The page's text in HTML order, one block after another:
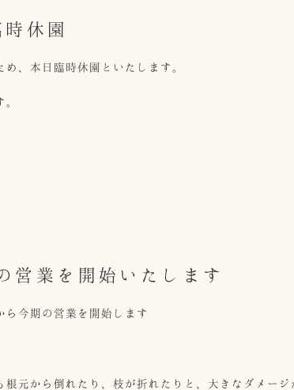
休園
、本日臨時休園といたします。
業を開始いたします
今期の営業を開始します
元から倒れたり、枝が折れたりと、大きなダメージ